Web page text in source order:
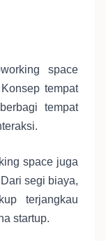
space
tempat
tempat
space juga
segi biaya,
terjangkau
startup.